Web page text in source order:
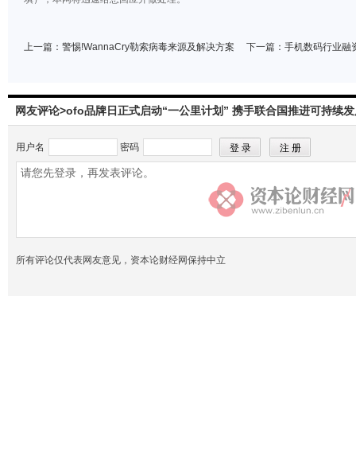
上一篇： 警惕!WannaCry勒索病毒来源及解决方案 下一篇： 手机数码行业融
网友评论>ofo品牌日正式启动“一公里计划” 携手联合国推进可持续
用户名 密码
所有评论仅代表网友意见，资本论财经网保持中立